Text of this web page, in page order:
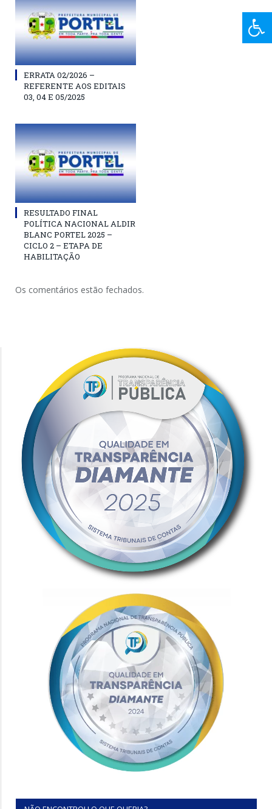
ERRATA 02/2026 –
REFERENTE AOS EDITAIS
03, 04 E 05/2025
RESULTADO FINAL
POLÍTICA NACIONAL ALDIR
BLANC PORTEL 2025 –
CICLO 2 – ETAPA DE
HABILITAÇÃO
Os comentários estão fechados.